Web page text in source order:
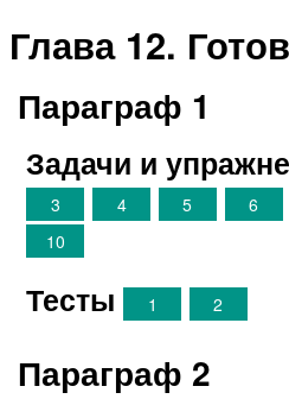
Глава 12.
Параграф 1
Задачи и
3
4 5 6
10
Тесты 1 2
Параграф 2